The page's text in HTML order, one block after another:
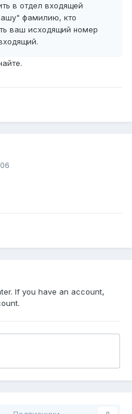
в отдел входящей
фамилию, кто
ваш исходящий номер
If you have an account,